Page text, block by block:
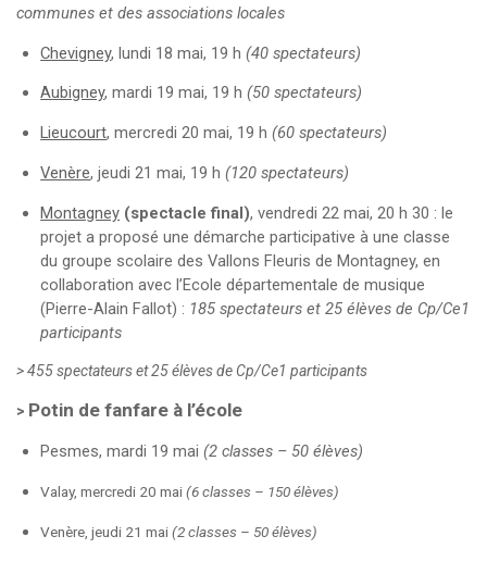
communes et des associations locales
Chevigney, lundi 18 mai, 19 h(40 spectateurs)
Aubigney, mardi 19 mai, 19 h(50 spectateurs)
Lieucourt, mercredi 20 mai, 19 h(60 spectateurs)
Venère, jeudi 21 mai, 19 h (120 spectateurs)
Montagney (spectacle final), vendredi 22 mai, 20 h 30 : le
projet a proposé une démarche participative à une classe
du groupe scolaire des Vallons Fleuris de Montagney, en
collaboration avec l’Ecole départementale de musique
(Pierre-Alain Fallot) : 185 spectateurs et 25 élèves de Cp/Ce1
participants
> 455 spectateurs et 25 élèves de Cp/Ce1 participants
Potin de fanfare à l’école
Pesmes, mardi 19 mai (2 classes – 50 élèves)
Valay, mercredi 20 mai(6 classes – 150 élèves)
Venère, jeudi 21 mai(2 classes – 50 élèves)